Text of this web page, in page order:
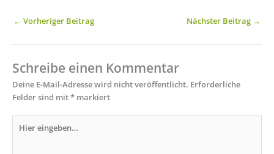
← Vorheriger Beitrag Nächster Beitrag →
Schreibe einen Kommentar
Deine E-Mail-Adresse wird nicht veröffentlicht. Erforderliche
Felder sind mit* markiert
eingeben…